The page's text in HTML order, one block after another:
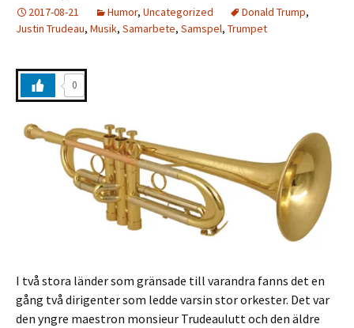
2017-08-21 Humor, Uncategorized Donald Trump,
Justin Trudeau, Musik, Samarbete, Samspel, Trumpet
0
I två stora länder som gränsade till varandra fanns det en
gång två dirigenter som ledde varsin stor orkester. Det var
den yngre maestron monsieur Trudeaulutt och den äldre